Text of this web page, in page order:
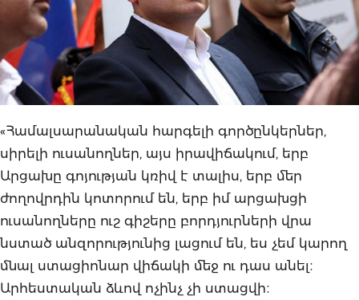
«Համալսարանական հարգելի գործընկերներ,
սիրելի ուսանողներ, այս իրավիճակում, երբ
Արցախը գոյության կռիվ է տալիս, երբ մեր
ժողովրդին կոտորում են, երբ իմ արցախցի
ուսանողները ուշ գիշերը բորդյուրների վրա
նստած անզորությունից լացում են, ես չեմ կարող
մնալ ստացիոնար վիճակի մեջ ու դաս անել։
Արհեստական ձևով ոչինչ չի ստացվի։